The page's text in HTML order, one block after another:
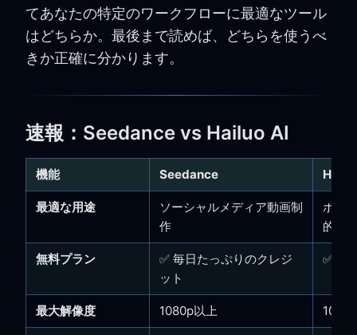
てあなたの特定のワークフローに最適なツール
はどちらか。最後まで読めば、どちらを使うべ
きか正確に分かります。
速報：Seedance vs Hailuo AI
機能 Seedance
最適な用途
ソーシャルメディア動画制
作
ポー
的ス
無料プラン
✅ 毎日たっぷりのクレジ
ット
✅ 毎
最大解像度 1080p以上 1080p